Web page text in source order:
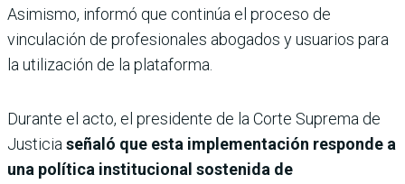
Asimismo, informó que continúa el proceso de
vinculación de profesionales abogados y usuarios para
la utilización de la plataforma.
Durante el acto, el presidente de la Corte Suprema de
Justicia señaló que esta implementación responde a
una política institucional sostenida de